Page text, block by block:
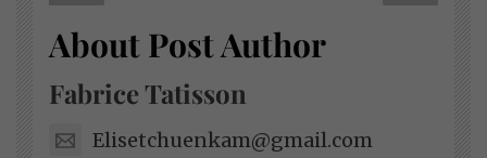
About Post Author
Fabrice Tatisson
Elisetchuenkam@gmail.com